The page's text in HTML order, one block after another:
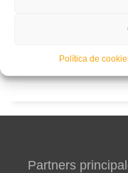
Política de
Curso de
Partners